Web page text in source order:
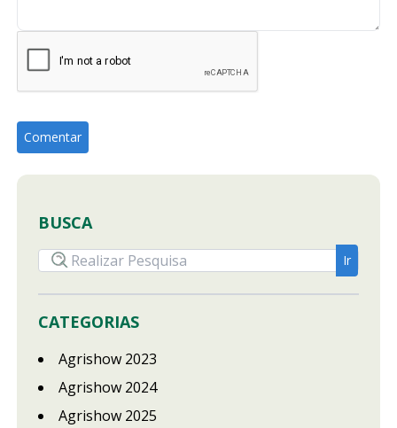
BUSCA
CATEGORIAS
Agrishow 2023
Agrishow 2024
Agrishow 2025